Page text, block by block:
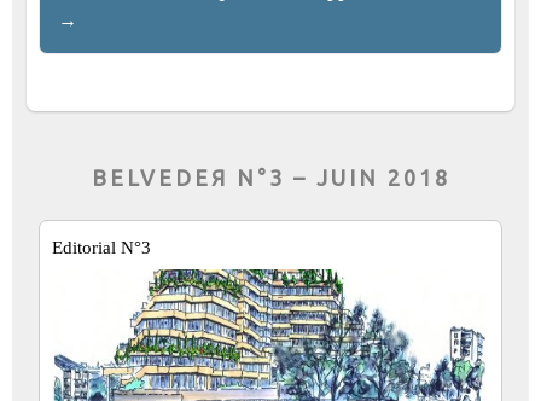
→
BELVEDEЯ N°3 – JUIN 2018
Editorial N°3